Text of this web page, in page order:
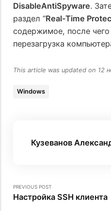
DisableAntiSpyware.
раздел “Real-Time
содержимое, после чего
перезагрузка
This article was updated on 12
Windows
Кузеванов
PREVIOUS POST
Настройка SSH клиента